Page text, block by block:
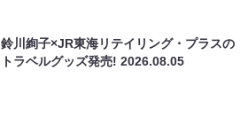
鈴川絢子×JR東海リテイリング・プラスの
トラベルグッズ発売!2026.08.05